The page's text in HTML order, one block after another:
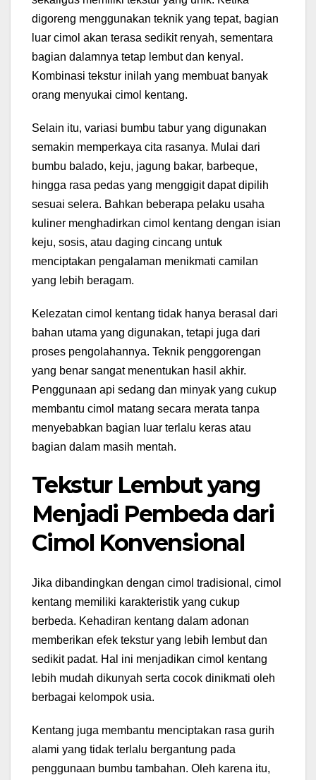
digoreng menggunakan teknik yang tepat, bagian
luar cimol akan terasa sedikit renyah, sementara
bagian dalamnya tetap lembut dan kenyal.
Kombinasi tekstur inilah yang membuat banyak
orang menyukai cimol kentang.
Selain itu, variasi bumbu tabur yang digunakan
semakin memperkaya cita rasanya. Mulai dari
bumbu balado, keju, jagung bakar, barbeque,
hingga rasa pedas yang menggigit dapat dipilih
sesuai selera. Bahkan beberapa pelaku usaha
kuliner menghadirkan cimol kentang dengan isian
keju, sosis, atau daging cincang untuk
menciptakan pengalaman menikmati camilan
yang lebih beragam.
Kelezatan cimol kentang tidak hanya berasal dari
bahan utama yang digunakan, tetapi juga dari
proses pengolahannya. Teknik penggorengan
yang benar sangat menentukan hasil akhir.
Penggunaan api sedang dan minyak yang cukup
membantu cimol matang secara merata tanpa
menyebabkan bagian luar terlalu keras atau
bagian dalam masih mentah.
Tekstur Lembut yang
Menjadi Pembeda dari
Cimol Konvensional
Jika dibandingkan dengan cimol tradisional, cimol
kentang memiliki karakteristik yang cukup
berbeda. Kehadiran kentang dalam adonan
memberikan efek tekstur yang lebih lembut dan
sedikit padat. Hal ini menjadikan cimol kentang
lebih mudah dikunyah serta cocok dinikmati oleh
berbagai kelompok usia.
Kentang juga membantu menciptakan rasa gurih
alami yang tidak terlalu bergantung pada
penggunaan bumbu tambahan. Oleh karena itu,